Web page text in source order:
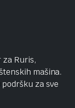
Ruris,
mašina.
za sve